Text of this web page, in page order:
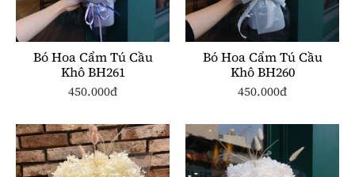
Bó Hoa Cẩm Tú Cầu
Khô BH261
450.000đ
Bó Hoa Cẩm Tú Cầu
Khô BH260
450.000đ